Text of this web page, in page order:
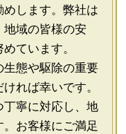
します。弊社は
域の皆様の安
ています。
態や駆除の重要
れば幸いです。
寧に対応し、地
お客様にご満足